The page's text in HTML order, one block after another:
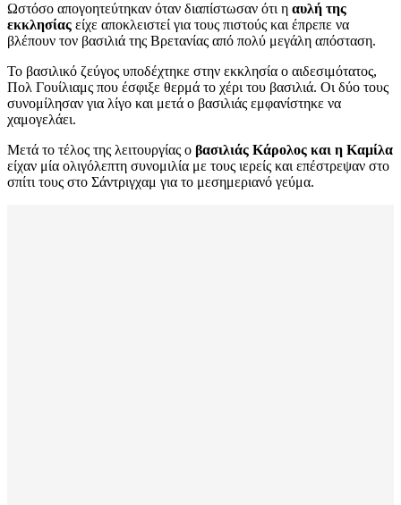
Ωστόσο απογοητεύτηκαν όταν διαπίστωσαν ότι η αυλή της
εκκλησίας είχε αποκλειστεί για τους πιστούς και έπρεπε να
βλέπουν τον βασιλιά της Βρετανίας από πολύ μεγάλη απόσταση.
Το βασιλικό ζεύγος υποδέχτηκε στην εκκλησία ο αιδεσιμότατος,
Πολ Γουίλιαμς που έσφιξε θερμά το χέρι του βασιλιά. Οι δύο τους
συνομίλησαν για λίγο και μετά ο βασιλιάς εμφανίστηκε να
χαμογελάει.
Μετά το τέλος της λειτουργίας ο βασιλιάς Κάρολος και η Καμίλα
είχαν μία ολιγόλεπτη συνομιλία με τους ιερείς και επέστρεψαν στο
σπίτι τους στο Σάντριγχαμ για το μεσημεριανό γεύμα.